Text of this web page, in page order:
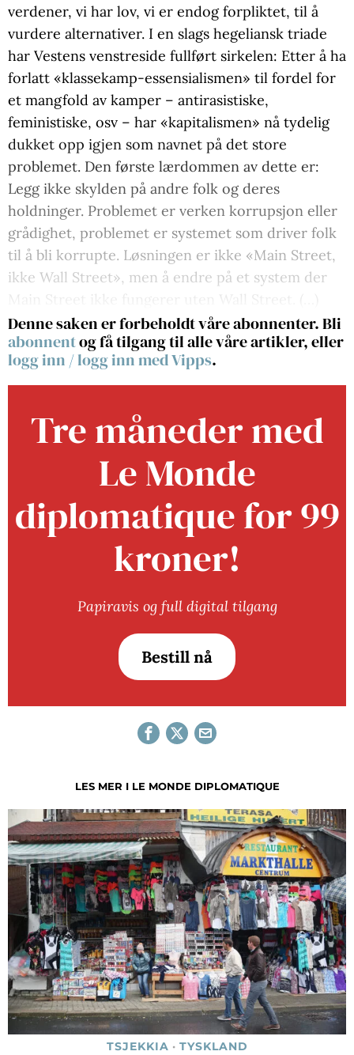
verdener, vi har lov, vi er endog forpliktet, til å
vurdere alternativer. I en slags hegeliansk triade
har Vestens venstreside fullført sirkelen: Etter å ha
forlatt «klassekamp-essensialismen» til fordel for
et mangfold av kamper – antirasistiske,
feministiske, osv – har «kapitalismen» nå tydelig
dukket opp igjen som navnet på det store
problemet. Den første lærdommen av dette er:
Legg ikke skylden på andre folk og deres
holdninger. Problemet er verken korrupsjon eller
grådighet, problemet er systemet som driver folk
til å bli korrupte. Løsningen er ikke «Main Street,
ikke Wall Street», men å endre på et system der
Main Street ikke fungerer uten Wall Street. (…)
Denne saken er forbeholdt våre abonnenter. Bli
abonnentog få tilgang til alle våre artikler, eller
logg inn /logg inn med Vipps.
Tre måneder med
Le Monde
diplomatique for 99
kroner!
Papiravis og full digital tilgang
Bestill nå
LES MER I LE MONDE DIPLOMATIQUE
TSJEKKIA · TYSKLAND